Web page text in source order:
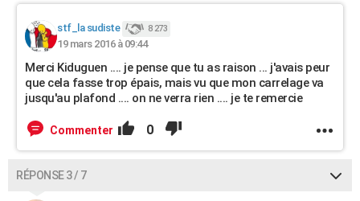
stf_la sudiste 8 273
19 mars 2016 à 09:44
Merci Kiduguen .... je pense que tu as raison ... j'avais peur
que cela fasse trop épais, mais vu que mon carrelage va
jusqu'au plafond .... on ne verra rien .... je te remercie
Commenter 0
RÉPONSE 3 / 7